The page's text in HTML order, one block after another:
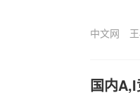
中文网
国内